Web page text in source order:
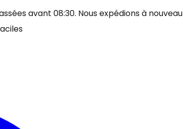
avant 08:30. Nous expédions à nouveau